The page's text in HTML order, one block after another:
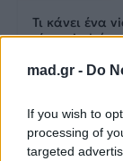
mad.gr - Do
If you wish to
processing of
targeted
Τι κάνει ένα
γίνει viral;
08.08.2026